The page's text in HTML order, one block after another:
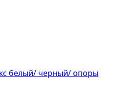
белый/ черный/ опоры